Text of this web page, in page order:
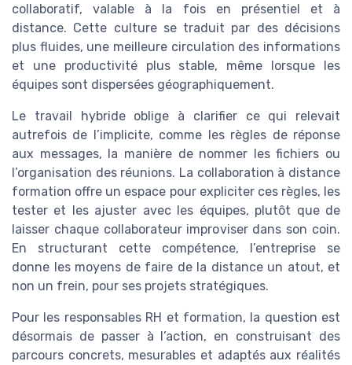
collaboratif, valable à la fois en présentiel et à
distance. Cette culture se traduit par des décisions
plus fluides, une meilleure circulation des informations
et une productivité plus stable, même lorsque les
équipes sont dispersées géographiquement.
Le travail hybride oblige à clarifier ce qui relevait
autrefois de l’implicite, comme les règles de réponse
aux messages, la manière de nommer les fichiers ou
l’organisation des réunions. La collaboration à distance
formation offre un espace pour expliciter ces règles, les
tester et les ajuster avec les équipes, plutôt que de
laisser chaque collaborateur improviser dans son coin.
En structurant cette compétence, l’entreprise se
donne les moyens de faire de la distance un atout, et
non un frein, pour ses projets stratégiques.
Pour les responsables RH et formation, la question est
désormais de passer à l’action, en construisant des
parcours concrets, mesurables et adaptés aux réalités